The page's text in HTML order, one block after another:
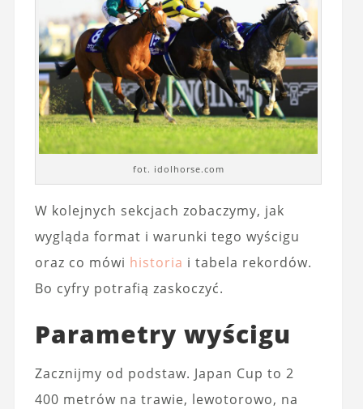
fot. idolhorse.com
W kolejnych sekcjach zobaczymy, jak
wygląda format i warunki tego wyścigu
oraz co mówi historia i tabela rekordów.
Bo cyfry potrafią zaskoczyć.
Parametry wyścigu
Zacznijmy od podstaw. Japan Cup to 2
400 metrów na trawie, lewotorowo, na